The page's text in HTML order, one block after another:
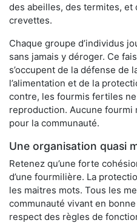
des abeilles, des termites, et
crevettes.
Chaque groupe d’individus
sans jamais y déroger. Ce
s’occupent de la défense de
l’alimentation et de la
contre, les fourmis fertiles ne
reproduction. Aucune fourmi
pour la communauté.
Une organisation quasi
Retenez qu’une forte
d’une fourmilière. La
les maitres mots. Tous les
communauté vivant en
respect des règles de